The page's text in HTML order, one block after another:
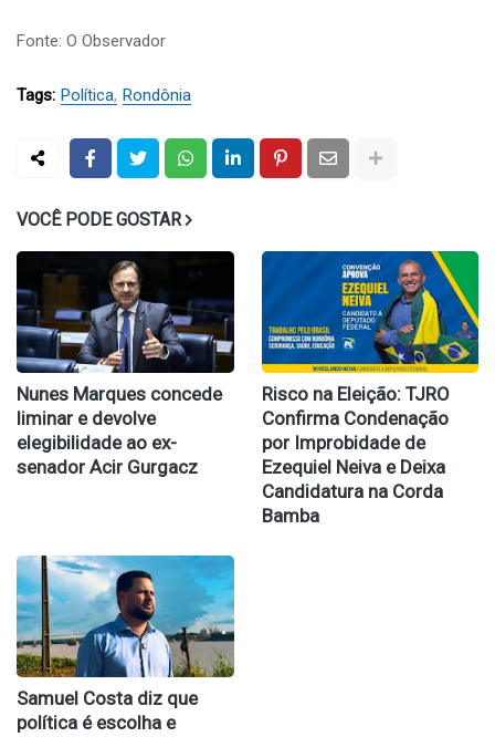
Fonte: O Observador
Tags: Política Rondônia
VOCÊ PODE GOSTAR
Nunes Marques concede
liminar e devolve
elegibilidade ao ex-
senador Acir Gurgacz
Risco na Eleição: TJRO
Confirma Condenação
por Improbidade de
Ezequiel Neiva e Deixa
Candidatura na Corda
Bamba
Samuel Costa diz que
política é escolha e